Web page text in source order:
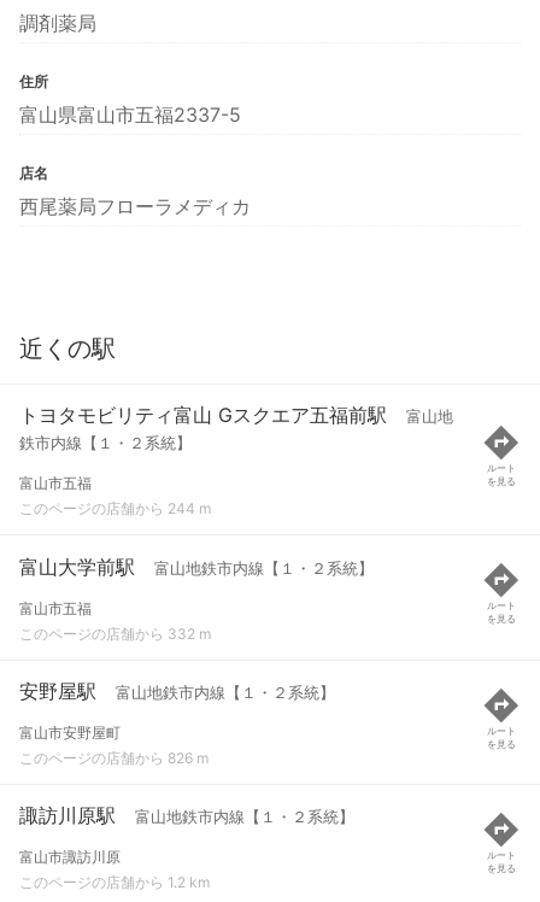
調剤薬局
住所
富山県富山市五福2337-5
店名
西尾薬局フローラメディカ
近くの駅
トヨタモビリティ富山 Gスクエア五福前駅
富山地
鉄市内線【１・２系統】
富山市五福
このページの店舗から 244 m
ルート
を見る
富山大学前駅 富山地鉄市内線【１・２系統】
富山市五福
このページの店舗から 332 m
ルート
を見る
安野屋駅 富山地鉄市内線【１・２系統】
富山市安野屋町
このページの店舗から 826 m
ルート
を見る
諏訪川原駅 富山地鉄市内線【１・２系統】
富山市諏訪川原
このページの店舗から 1.2 km
ルート
を見る